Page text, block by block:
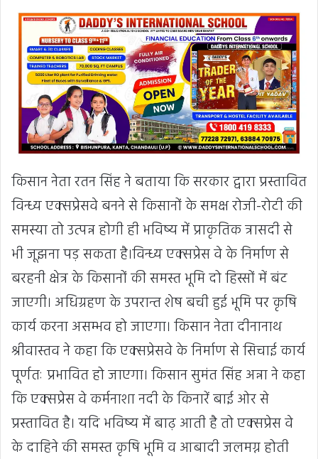
किसान नेता रतन सिंह ने बताया कि सरकार द्वारा प्रस्तावित
विन्ध्य एक्सप्रेसवे बनने से किसानों के समक्ष रोजी-रोटी की
समस्या तो उत्पन्न होगी ही भविष्य में प्राकृतिक त्रासदी से
भी जूझना पड़ सकता है।विन्ध्य एक्सप्रेस वे के निर्माण से
बरहनी क्षेत्र के किसानों की समस्त भूमि दो हिस्सों में बंट
जाएगी। अधिग्रहण के उपरान्त शेष बची हुई भूमि पर कृषि
कार्य करना असम्भव हो जाएगा। किसान नेता दीनानाथ
श्रीवास्तव ने कहा कि एक्सप्रेसवे के निर्माण से सिचाई कार्य
पूर्णतः प्रभावित हो जाएगा। किसान सुमंत सिंह अन्ना ने कहा
कि एक्सप्रेस वे कर्मनाशा नदी के किनारें बाई ओर से
प्रस्तावित है। यदि भविष्य में बाढ़ आती है तो एक्सप्रेस वे
के दाहिने की समस्त कृषि भूमि व आबादी जलमग्न होती